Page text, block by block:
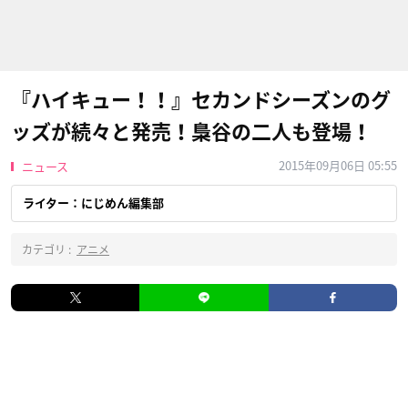
『ハイキュー！！』セカンドシーズンのグ
ッズが続々と発売！梟谷の二人も登場！
ニュース 2015年09月06日 05:55
ライター：にじめん編集部
カテゴリ : アニメ